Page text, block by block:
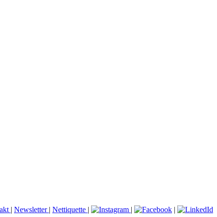
| Newsletter | Nettiquette | | |